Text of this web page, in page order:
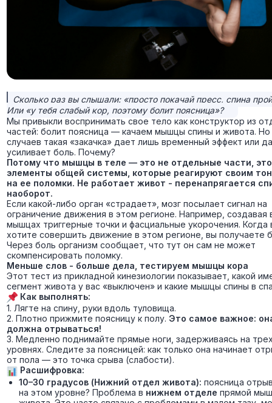
Сколько раз вы слышали: «просто покачай пресс, спина
Или «у тебя слабый кор, поэтому болит поясница»?
Мы привыкли воспринимать свое тело как конструктор из
частей: болит поясница — качаем мышцы спины и живота.
случаев такая «закачка» дает лишь временный эффект или
усиливает боль. Почему?
Потому что мышцы в теле — это не отдельные части, это
элементы общей системы, которые реагируют своим
на ее поломки. Не работает живот - перенапрягается
наоборот.
Если какой-либо орган «страдает», мозг посылает сигнал на
ограничение движения в этом регионе. Например, создавая
мышцах триггерные точки и фасциальные укорочения. Когда
хотите совершить движение в этом регионе, вы получаете
Через боль организм сообщает, что тут он сам не может
скомпенсировать поломку.
Меньше слов - больше дела, тестируем мышцы кора
Этот тест из прикладной кинезиологии показывает, какой
сегмент живота у вас «выключен» и какие мышцы спины в
Как выполнять:
1. Лягте на спину, руки вдоль туловища.
2. Плотно прижмите поясницу к полу. Это самое важное:
должна отрываться!
3. Медленно поднимайте прямые ноги, задерживаясь на
уровнях. Следите за поясницей: как только она начинает
от пола — это точка срыва (слабости).
Расшифровка:
10–30 градусов (Нижний отдел живота): поясница
на этом уровне? Проблема в нижнем отделе прямой